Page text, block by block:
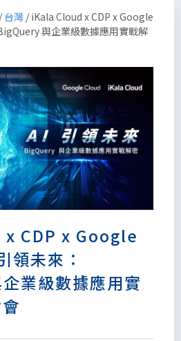
/ 台灣 / iKala Cloud x CDP x Google
與企業級數據應用實戰解
CDP x Google
未來：
業級數據應用實